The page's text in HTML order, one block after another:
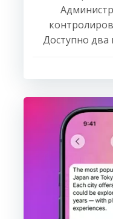
Доступно два